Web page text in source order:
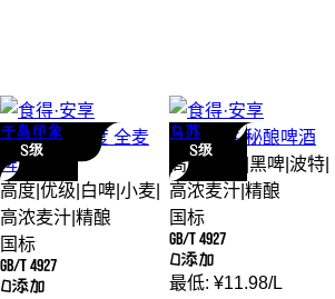
千岛印象
S级
千岛印象
16度 全麦
啤酒
高度 优级 白啤 小麦
高浓麦汁 精酿
国标
GB/T 4927
0添加
乌苏
S级
乌苏 楼兰 秘酿啤酒
高度
黑啤 波特
高浓麦汁 精酿
国标
GB/T 4927
0添加
最低: ¥11.98/L